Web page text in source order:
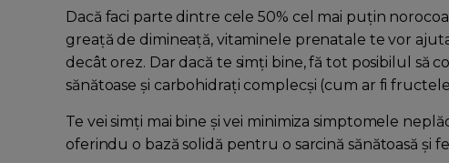
Dacă faci parte dintre cele 50% cel mai puțin
greață de dimineață, vitaminele prenatale te vor
decât orez. Dar dacă te simți bine, fă tot posibilul să
sănătoase și carbohidrați complecși (cum ar fi
Te vei simți mai bine și vei minimiza simptomele
oferindu o bază solidă pentru o sarcină sănătoasă și